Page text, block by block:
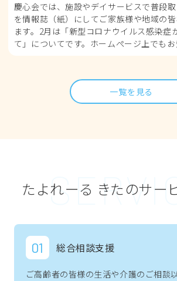
慶心会では、施設やデイサービスで普段
を情報誌（紙）にしてご家族様や地域の
ます。2月は「新型コロナウイルス感染症
て」についてです。ホームぺージ上でも
一覧を見る
たよれーる きたのサー
SERVI
総合相談支援
ご高齢者の皆様の生活や介護のご相談